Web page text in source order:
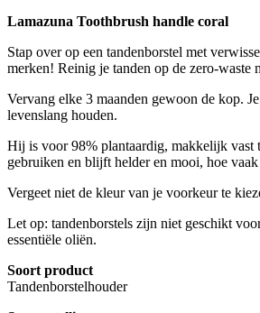
Lamazuna Toothbrush handle coral
Stap over op een tandenborstel met
merken! Reinig je tanden op de zero-waste
Vervang elke 3 maanden gewoon de kop.
levenslang houden.
Hij is voor 98% plantaardig, makkelijk vast
gebruiken en blijft helder en mooi, hoe
Vergeet niet de kleur van je voorkeur te
Let op: tandenborstels zijn niet geschikt
essentiële oliën.
Soort product
Tandenborstelhouder